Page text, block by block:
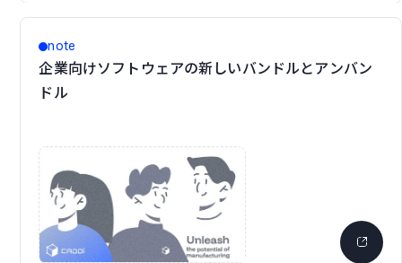
note
企業向けソフトウェアの新しいバンドルとアンバン
ドル